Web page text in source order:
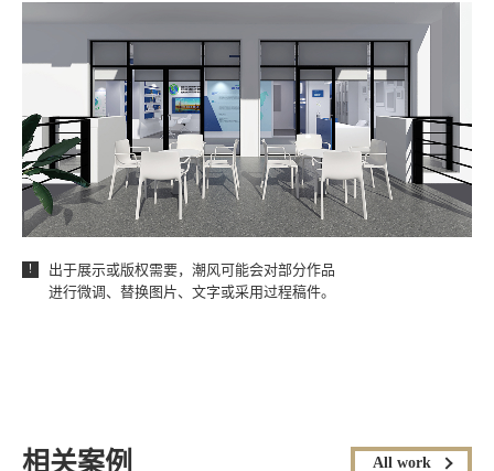
！
出于展示或版权需要，潮风可能会对部分作品
进行微调、替换图片、文字或采用过程稿件。
相关案例 All work